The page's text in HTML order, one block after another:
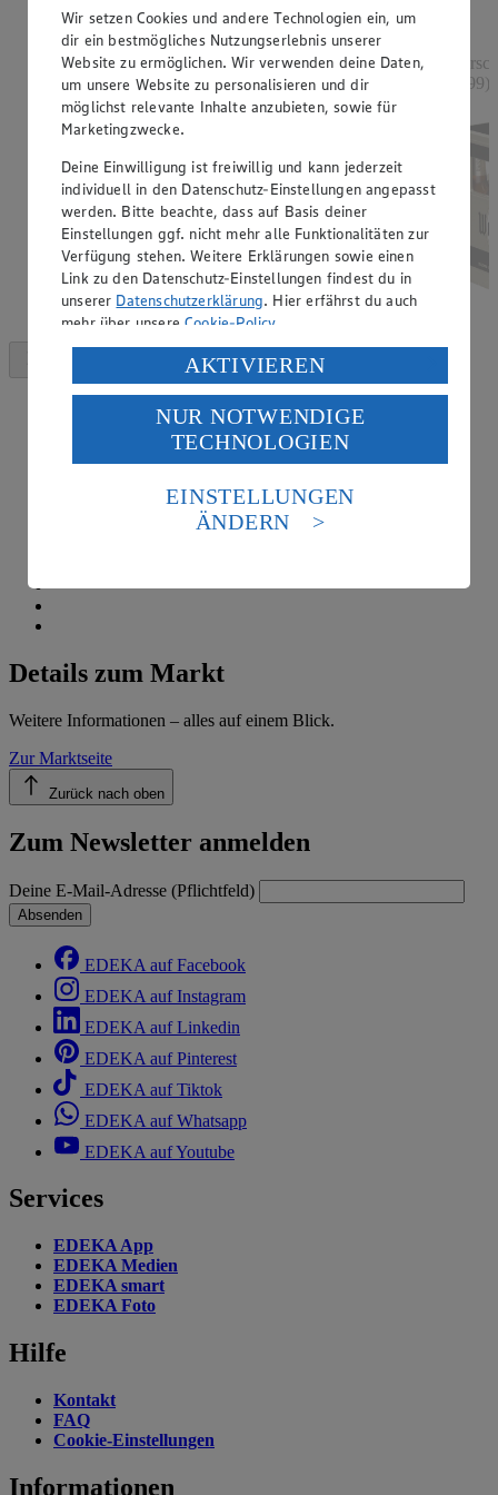
Rabatt)
versch. Sorten, 250 - 254 g, (1 kg = 7,52 - 7,40)
0,99)
Details zum Markt
Weitere Informationen – alles auf einem Blick.
Zur Marktseite
Zurück nach oben
Zum Newsletter anmelden
Deine E-Mail-Adresse (Pflichtfeld)
Absenden
EDEKA auf Facebook
EDEKA auf Instagram
EDEKA auf Linkedin
EDEKA auf Pinterest
EDEKA auf Tiktok
EDEKA auf Whatsapp
EDEKA auf Youtube
Services
EDEKA App
EDEKA Medien
EDEKA smart
EDEKA Foto
Hilfe
Kontakt
FAQ
Cookie-Einstellungen
Informationen
Wir setzen Cookies und andere Technologien ein, um
dir ein bestmögliches Nutzungserlebnis unserer
Website zu ermöglichen. Wir verwenden deine Daten,
um unsere Website zu personalisieren und dir
möglichst relevante Inhalte anzubieten, sowie für
Marketingzwecke.
Deine Einwilligung ist freiwillig und kann jederzeit
individuell in den Datenschutz-Einstellungen angepasst
werden. Bitte beachte, dass auf Basis deiner
Einstellungen ggf. nicht mehr alle Funktionalitäten zur
Verfügung stehen. Weitere Erklärungen sowie einen
Link zu den Datenschutz-Einstellungen findest du in
unserer Datenschutzerklärung. Hier erfährst du auch
mehr über unsereCookie-Policy.
Verarbeitung deiner personenbezogenen Daten in den
USA durch Facebook und YouTube:
Wenn du auf „Aktivieren“ klickst, willigst du im Sinne
des Art. 49 Abs. 1 Satz 1 lit. a) DSGVO ein, dass deine
Daten in den USA verarbeitet werden. Der EuGH sieht
die USA als Land mit einem nach europäischen
Standards nicht angemessenen Datenschutzniveau an.
Es besteht das Risiko eines Zugriffs durch US-
Informationen zum Herausgeber der Seite findest du
AKTIVIEREN
NUR NOTWENDIGE
TECHNOLOGIEN
EINSTELLUNGEN
ÄNDERN